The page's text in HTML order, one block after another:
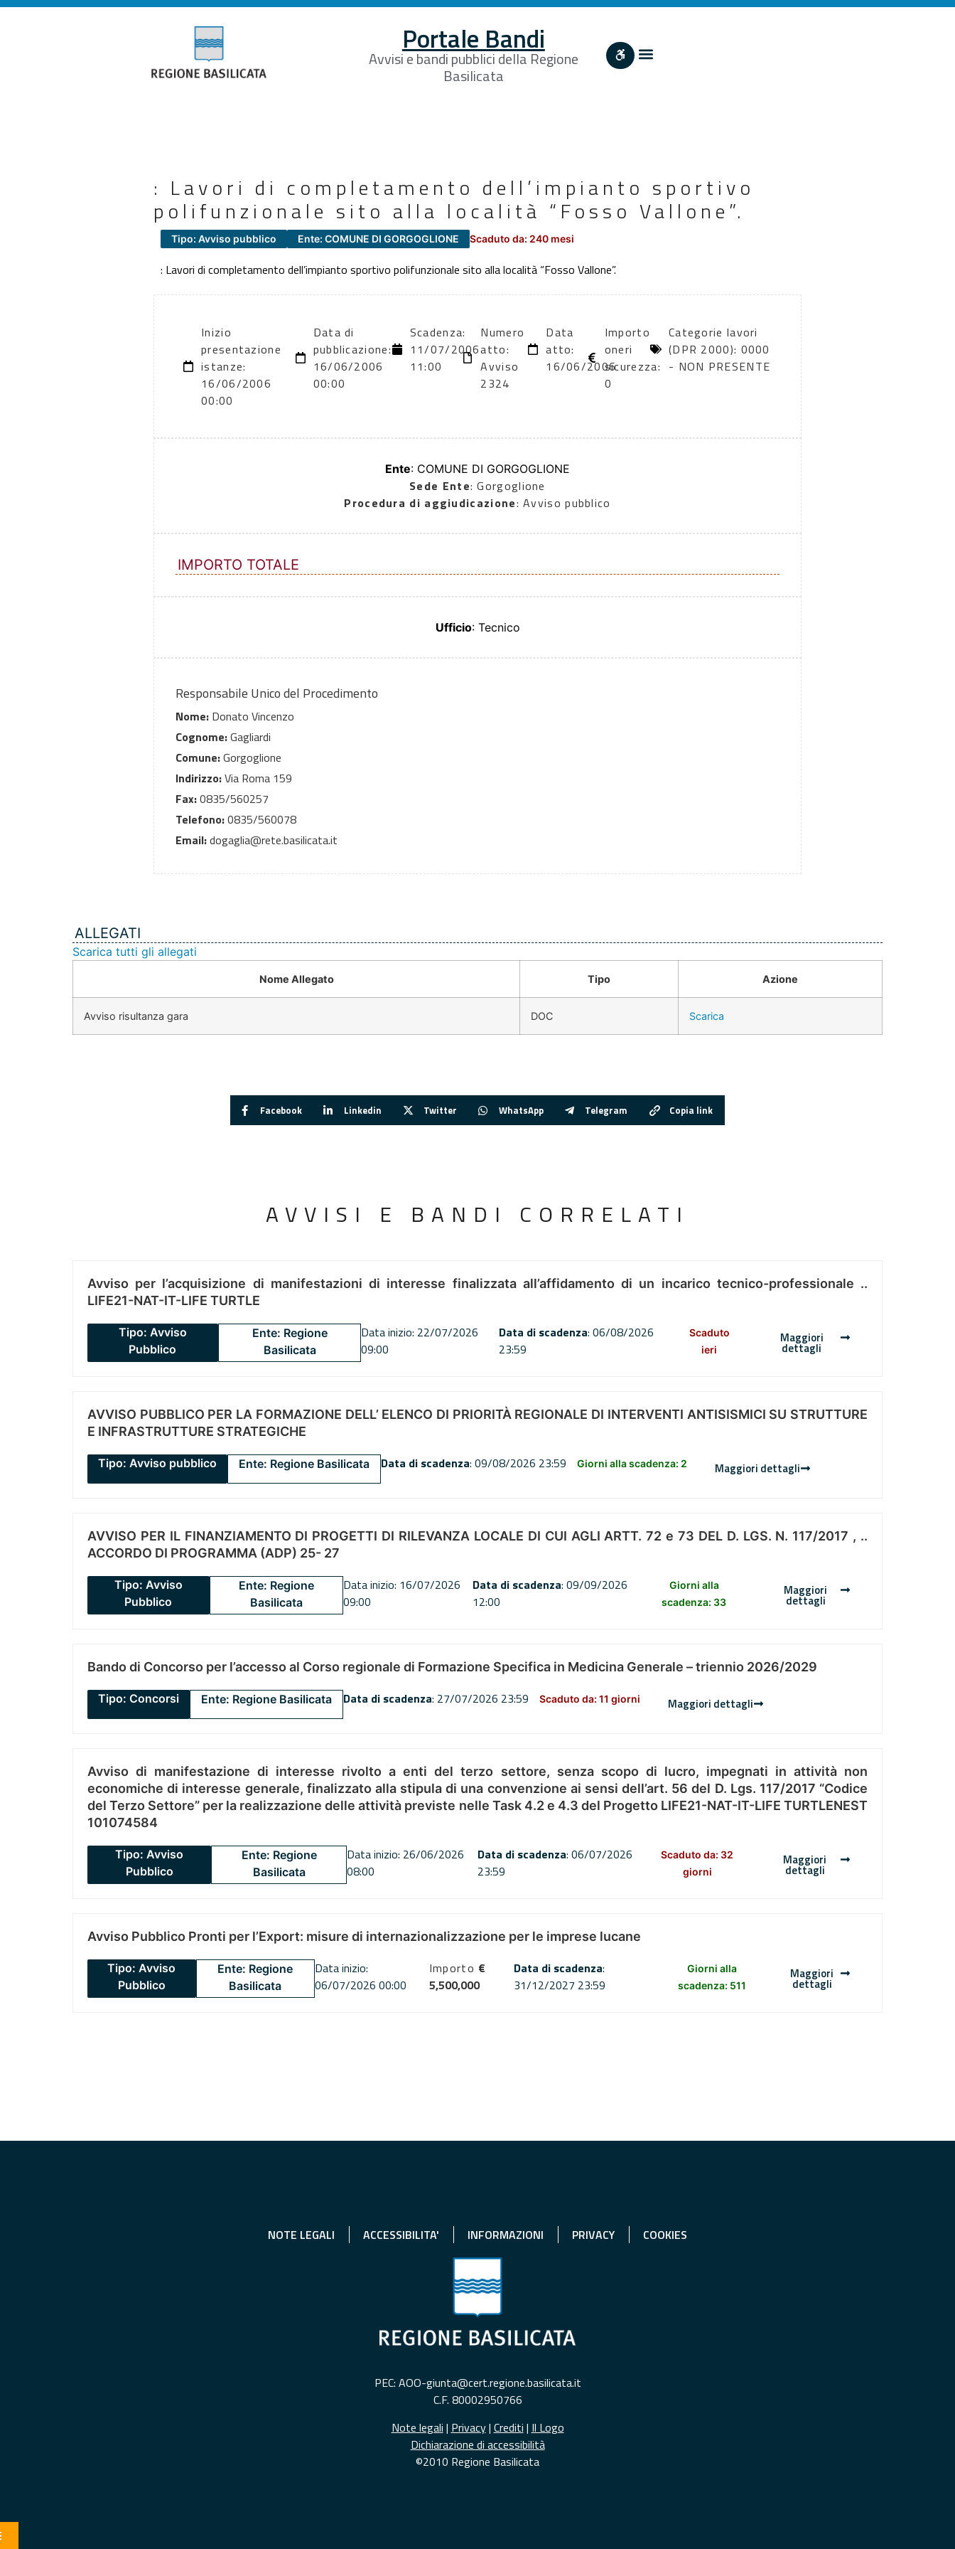
Portale Bandi
Avvisi e bandi pubblici della Regione
Basilicata
: Lavori di completamento dell’impianto sportivo
polifunzionale sito alla località “Fosso Vallone”.
Tipo: Avviso pubblico Ente: COMUNE DI GORGOGLIONE Scaduto da: 240 mesi
: Lavori di completamento dell’impianto sportivo polifunzionale sito alla località “Fosso Vallone”.
Inizio
presentazione
istanze:
16/06/2006
00:00
Data di
pubblicazione:
16/06/2006
00:00
Scadenza:
11/07/2006
11:00
Numero
atto:
Avviso
2324
Data
atto:
16/06/2006
Importo
oneri
sicurezza:
0
Categorie lavori
(DPR 2000): 0000
- NON PRESENTE
Ente: COMUNE DI GORGOGLIONE
Sede Ente: Gorgoglione
Procedura di aggiudicazione: Avviso pubblico
IMPORTO TOTALE
Ufficio: Tecnico
Responsabile Unico del Procedimento
Nome: Donato Vincenzo
Cognome:Gagliardi
Comune:Gorgoglione
Indirizzo:Via Roma 159
Fax:0835/560257
Telefono:0835/560078
Email:dogaglia@rete.basilicata.it
ALLEGATI
Scarica tutti gli allegati
Nome Allegato Tipo Azione
Avviso risultanza gara DOC Scarica
Facebook Linkedin Twitter WhatsApp Telegram Copia link
AVVISI E BANDI CORRELATI
Avviso per l’acquisizione di manifestazioni di interesse finalizzata all’affidamento di un incarico tecnico-professionale ..
LIFE21-NAT-IT-LIFE TURTLE
Tipo: Avviso
Pubblico
Ente: Regione
Basilicata
Data inizio: 22/07/2026
09:00
Data di scadenza: 06/08/2026
23:59
Scaduto
ieri
Maggiori
dettagli
AVVISO PUBBLICO PER LA FORMAZIONE DELL’ ELENCO DI PRIORITÀ REGIONALE DI INTERVENTI ANTISISMICI SU STRUTTURE
E INFRASTRUTTURE STRATEGICHE
Tipo: Avviso pubblico Ente: Regione Basilicata Data di scadenza: 09/08/2026 23:59 Giorni alla scadenza: 2 Maggiori dettagli
AVVISO PER IL FINANZIAMENTO DI PROGETTI DI RILEVANZA LOCALE DI CUI AGLI ARTT. 72 e 73 DEL D. LGS. N. 117/2017 , ..
ACCORDO DI PROGRAMMA (ADP) 25- 27
Tipo: Avviso
Pubblico
Ente: Regione
Basilicata
Data inizio: 16/07/2026
09:00
Data di scadenza: 09/09/2026
12:00
Giorni alla
scadenza: 33
Maggiori
dettagli
Bando di Concorso per l’accesso al Corso regionale di Formazione Specifica in Medicina Generale – triennio 2026/2029
Tipo: Concorsi Ente: Regione Basilicata Data di scadenza: 27/07/2026 23:59 Scaduto da: 11 giorni Maggiori dettagli
Avviso di manifestazione di interesse rivolto a enti del terzo settore, senza scopo di lucro, impegnati in attività non
economiche di interesse generale, finalizzato alla stipula di una convenzione ai sensi dell’art. 56 del D. Lgs. 117/2017 “Codice
del Terzo Settore” per la realizzazione delle attività previste nelle Task 4.2 e 4.3 del Progetto LIFE21-NAT-IT-LIFE TURTLENEST
101074584
Tipo: Avviso
Pubblico
Ente: Regione
Basilicata
Data inizio: 26/06/2026
08:00
Data di scadenza: 06/07/2026
23:59
Scaduto da: 32
giorni
Maggiori
dettagli
Avviso Pubblico Pronti per l’Export: misure di internazionalizzazione per le imprese lucane
Tipo: Avviso
Pubblico
Ente: Regione
Basilicata
Data inizio:
06/07/2026 00:00
Importo €
5,500,000
Data di scadenza:
31/12/2027 23:59
Giorni alla
scadenza: 511
Maggiori
dettagli
NOTE LEGALI ACCESSIBILITA' INFORMAZIONI PRIVACY COOKIES
PEC: AOO-giunta@cert.regione.basilicata.it
C.F. 80002950766
Note legali | Privacy| Crediti | Il Logo
Dichiarazione di accessibilità
©2010 Regione Basilicata